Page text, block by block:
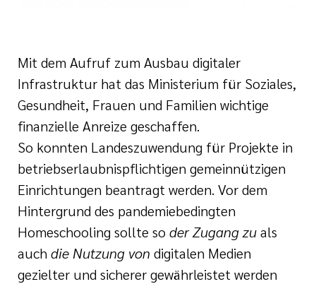
Mit dem Aufruf zum Ausbau digitaler
Infrastruktur hat das Ministerium für Soziales,
Gesundheit, Frauen und Familien wichtige
finanzielle Anreize geschaffen.
So konnten Landeszuwendung für Projekte in
betriebserlaubnispflichtigen gemeinnützigen
Einrichtungen beantragt werden. Vor dem
Hintergrund des pandemiebedingten
Homeschooling sollte so der Zugang zuals
auchdie Nutzung von digitalen Medien
gezielter und sicherer gewährleistet werden